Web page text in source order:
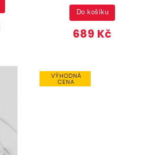
689 Kč
Do košíku
VÝHODNÁ
CENA